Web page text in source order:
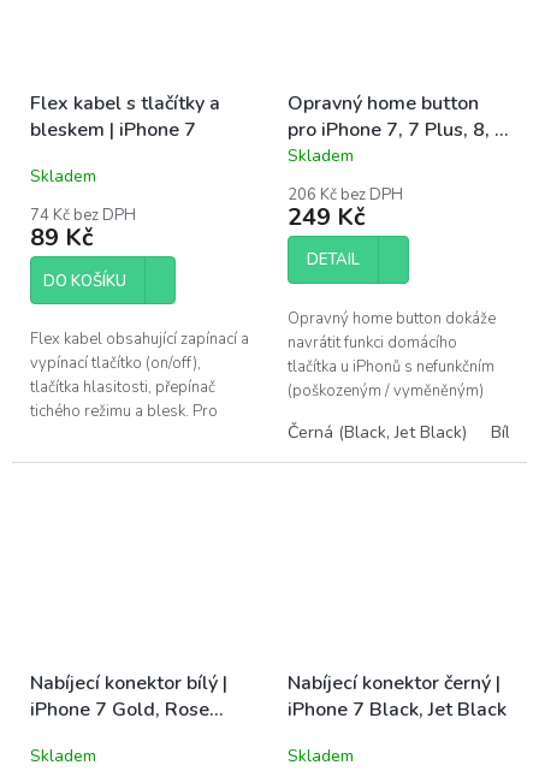
Flex kabel s tlačítky a
bleskem | iPhone 7
Skladem
74 Kč bez DPH
89 Kč
DO KOŠÍKU
Flex kabel obsahující zapínací a
vypínací tlačítko (on/off),
tlačítka hlasitosti, přepínač
tichého režimu a blesk. Pro
Opravný home button
pro iPhone 7, 7 Plus, 8, 8
Plus, SE 2020, SE 2022
Průměrné
produktu
je
3,5
hvězdiček.
Skladem
206 Kč bez DPH
249 Kč
DETAIL
Opravný home button dokáže
navrátit funkci domácího
tlačítka u iPhonů s nefunkčním
(poškozeným / vyměněným)
spolehlivější verze s haptickou
odezvou a...
Černá (Black, Jet Black) Bílá s
Nabíjecí konektor bílý |
iPhone 7 Gold, Rose
Skladem
Nabíjecí konektor černý |
iPhone 7 Black, Jet Black
Skladem